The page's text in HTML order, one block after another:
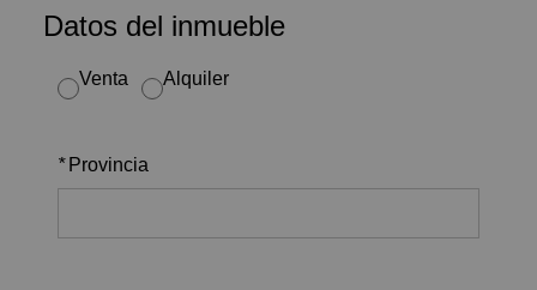
Datos del inmueble
Venta Alquiler
* Provincia